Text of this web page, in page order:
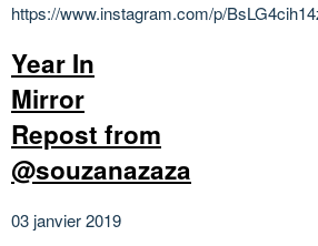
https://www.instagram.com/p/
Year In
Mirror
Repost from
@souzanazaza
03 janvier 2019